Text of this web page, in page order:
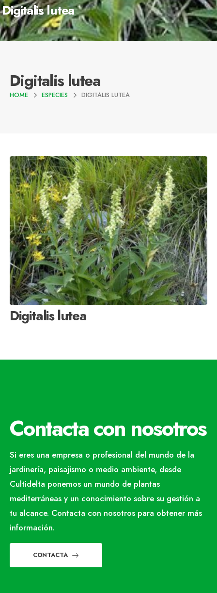
Digitalis lutea
Digitalis lutea
HOME ESPECIES DIGITALIS LUTEA
Digitalis lutea
Contacta con nosotros
Si eres una empresa o profesional del mundo de la
jardinería, paisajismo o medio ambiente, desde
Cultidelta ponemos un mundo de plantas
mediterráneas y un conocimiento sobre su gestión a
tu alcance. Contacta con nosotros para obtener más
información.
CONTACTA